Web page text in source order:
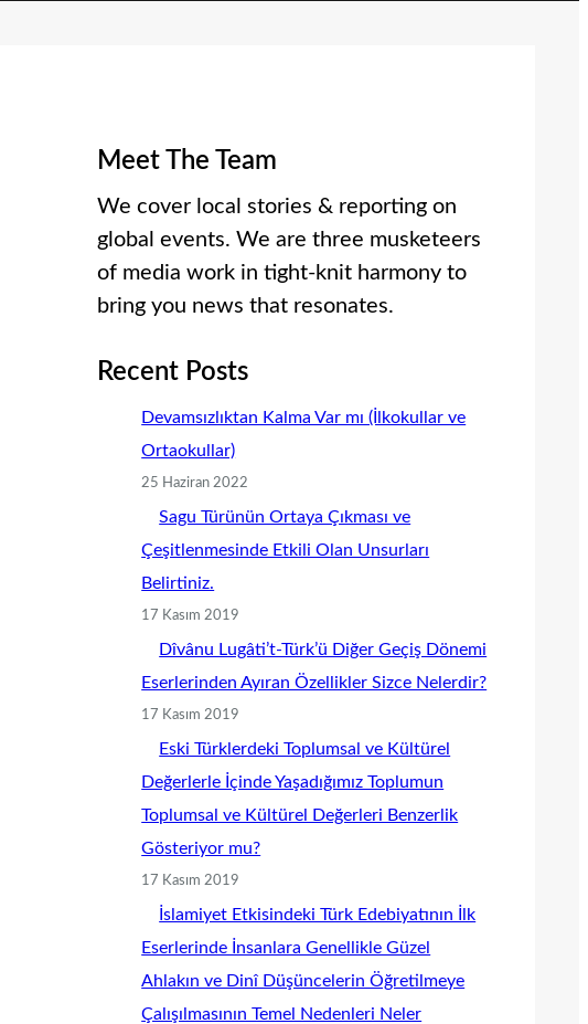
Meet The Team
We cover local stories & reporting on
global events. We are three musketeers
of media work in tight-knit harmony to
bring you news that resonates.
Recent Posts
Devamsızlıktan Kalma Var mı (İlkokullar ve
Ortaokullar)
25 Haziran 2022
Sagu Türünün Ortaya Çıkması ve
Çeşitlenmesinde Etkili Olan Unsurları
Belirtiniz.
17 Kasım 2019
Dîvânu Lugâti’t-Türk’ü Diğer Geçiş Dönemi
Eserlerinden Ayıran Özellikler Sizce Nelerdir?
17 Kasım 2019
Eski Türklerdeki Toplumsal ve Kültürel
Değerlerle İçinde Yaşadığımız Toplumun
Toplumsal ve Kültürel Değerleri Benzerlik
Gösteriyor mu?
17 Kasım 2019
İslamiyet Etkisindeki Türk Edebiyatının İlk
Eserlerinde İnsanlara Genellikle Güzel
Ahlakın ve Dinî Düşüncelerin Öğretilmeye
Çalışılmasının Temel Nedenleri Neler